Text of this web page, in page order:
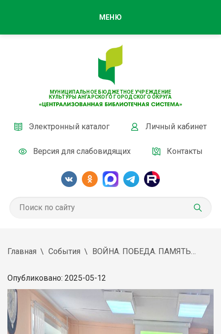
МУНИЦИПАЛЬНОЕ БЮДЖЕТНОЕ УЧРЕЖДЕНИЕ
КУЛЬТУРЫ АНГАРСКОГО ГОРОДСКОГО ОКРУГА
Электронный каталог Личный кабинет
Версия для слабовидящих Контакты
МЕНЮ
Главная События ВОЙНА. ПОБЕДА. ПАМЯТЬ…
Опубликовано: 2025-05-12